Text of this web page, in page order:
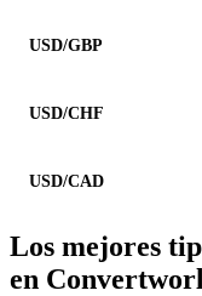
USD/GBP
USD/CHF
USD/CAD
Los mejores
en